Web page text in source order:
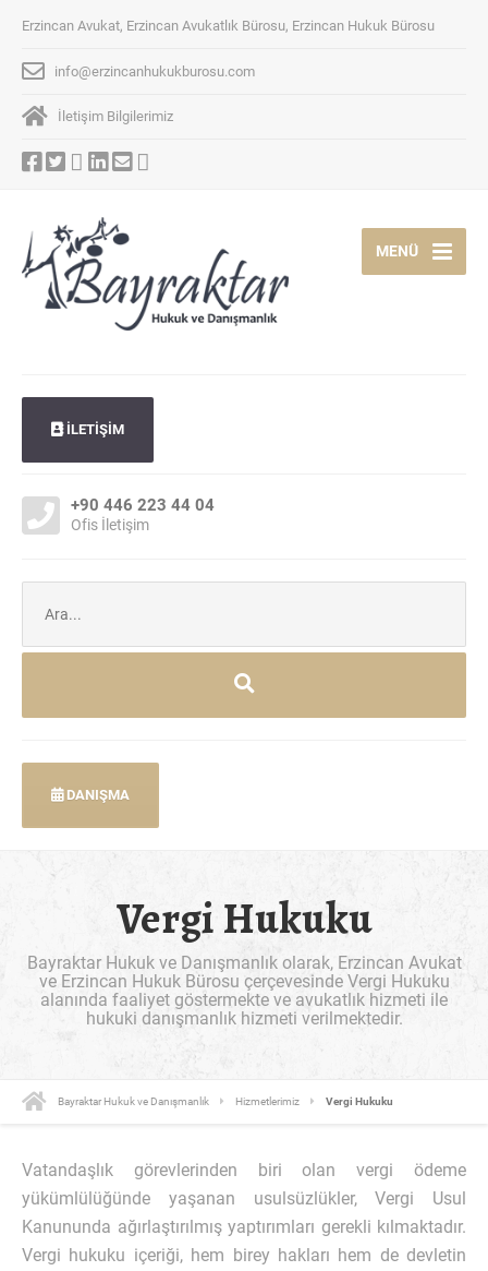
Erzincan Avukat, Erzincan Avukatlık Bürosu, Erzincan Hukuk Bürosu
info@erzincanhukukburosu.com
İletişim Bilgilerimiz
İLETİŞİM
+90 446 223 44 04
Ofis İletişim
MENÜ
ara:
DANIŞMA
Vergi Hukuku
Bayraktar Hukuk ve Danışmanlık olarak, Erzincan Avukat
ve Erzincan Hukuk Bürosu çerçevesinde Vergi Hukuku
alanında faaliyet göstermekte ve avukatlık hizmeti ile
hukuki danışmanlık hizmeti verilmektedir.
Bayraktar Hukuk ve Danışmanlık Hizmetlerimiz Vergi Hukuku
Vatandaşlık görevlerinden biri olan vergi ödeme
yükümlülüğünde yaşanan usulsüzlükler, Vergi Usul
Kanununda ağırlaştırılmış yaptırımları gerekli kılmaktadır.
Vergi hukuku içeriği, hem birey hakları hem de devletin